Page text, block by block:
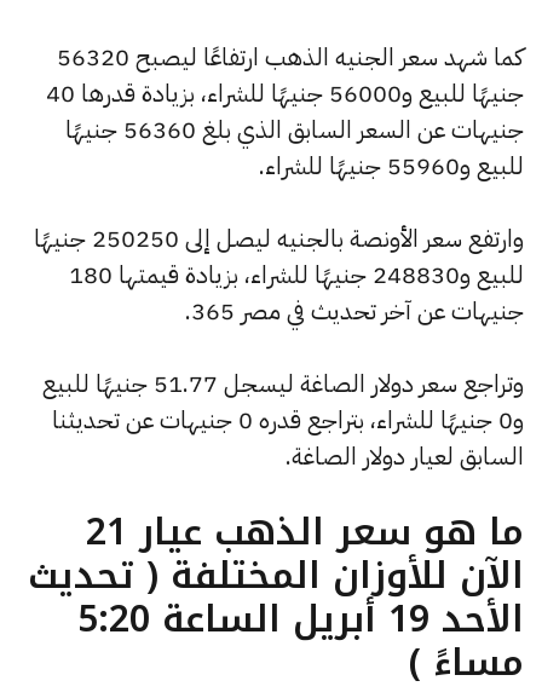
كما شهد سعر الجنيه الذهب ارتفاعًا ليصبح 56320
جنيهًا للبيع و56000 جنيهًا للشراء، بزيادة قدرها 40
جنيهات عن السعر السابق الذي بلغ 56360 جنيهًا
للبيع و55960 جنيهًا للشراء.
وارتفع سعر الأونصة بالجنيه ليصل إلى 250250 جنيهًا
للبيع و248830 جنيهًا للشراء، بزيادة قيمتها 180
جنيهات عن آخر تحديث في مصر 365.
وتراجع سعر دولار الصاغة ليسجل 51.77 جنيهًا للبيع
و0 جنيهًا للشراء، بتراجع قدره 0 جنيهات عن تحديثنا
السابق لعيار دولار الصاغة.
ما هو سعر الذهب عيار 21
الآن للأوزان المختلفة ( تحديث
الأحد 19 أبريل الساعة 5:20
مساءً )